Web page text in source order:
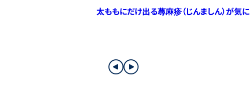
太ももにだけ出る蕁麻疹（じんましん）が気